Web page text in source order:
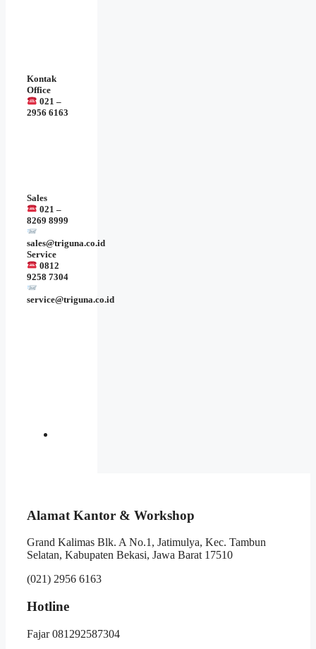
Kontak
Office
021 –
2956 6163
Sales
021 –
8269 8999
sales@triguna.co.id
Service
0812
9258 7304
service@triguna.co.id
Alamat Kantor & Workshop
Grand Kalimas Blk. A No.1, Jatimulya, Kec. Tambun
Selatan, Kabupaten Bekasi, Jawa Barat 17510
(021) 2956 6163
Hotline
Fajar 081292587304